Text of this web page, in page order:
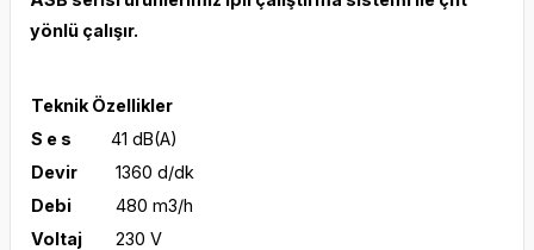
yönlü çalışır.
Teknik Özellikler
S e s
41 dB(A)
Devir
1360 d/dk
Debi
480 m3/h
Voltaj
230 V